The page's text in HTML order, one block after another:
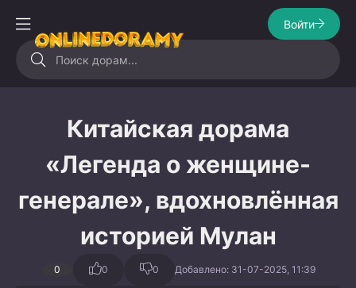
Войти
Китайская дорама
«Легенда о женщине-
генерале», вдохновлённая
историей Мулан
0 0 0 Добавлено: 31-07-2025, 11:39